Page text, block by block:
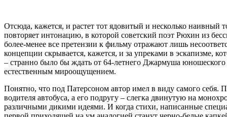
Отсюда, кажется, и растет тот ядовитый и несколько
повторяет интонацию, в которой советский поэт Рюхин из
более-менее все претензии к фильму отражают лишь
концепции скрывается, кажется, и за упреками в эскапизме,
– странно было бы ждать от 64-летнего Джармуша юношеского
естественным мироощущением.
Понятно, что под Патерсоном автор имел в виду самого себя.
водителя автобуса, а его подругу – слегка двинутую на
различными дикими идеями. И когда стихи, написанные